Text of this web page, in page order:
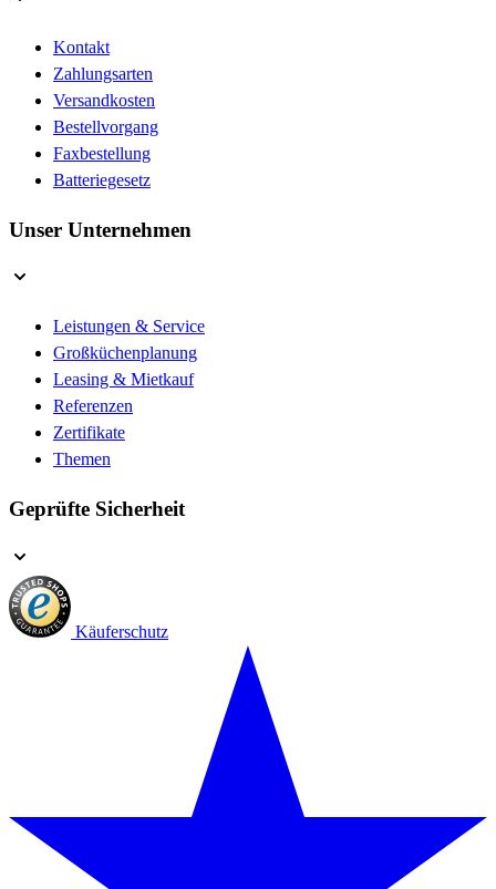
Kontakt
Zahlungsarten
Versandkosten
Bestellvorgang
Faxbestellung
Batteriegesetz
Unser Unternehmen
Leistungen & Service
Großküchenplanung
Leasing & Mietkauf
Referenzen
Zertifikate
Themen
Geprüfte Sicherheit
Käuferschutz